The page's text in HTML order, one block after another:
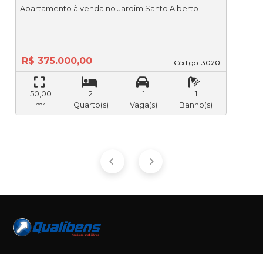
Código. 3020
Código. 3020
Apartamento à venda no Jardim Santo Alberto
R$ 375.000,00
50,00
m²
2
Quarto(s)
1
Vaga(s)
1
Banho(s)